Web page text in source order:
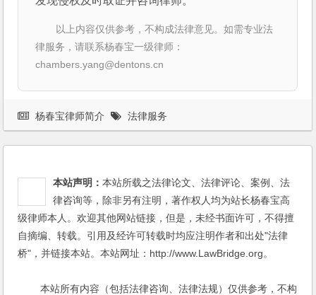
以上内容仅供参考，不构成法律意见。如需专业法
律服务，请联系杨春宝一级律师：
chambers.yang@dentons.cn
杨春宝律师简介 法律服务
本站声明：本站所载之法律论文、法律评论、案例、法
律咨询等，除非另有注明，著作权人均为站长杨春宝高
级律师本人。欢迎其他网站链接，但是，未经书面许可，不得擅
自摘编、转载。引用及经许可转载时均应注明作者和出处"法律
桥"，并链接本站。本站网址：http://www.LawBridge.org。
本站所有内容（包括法律咨询、法律法规）仅供参考，不构